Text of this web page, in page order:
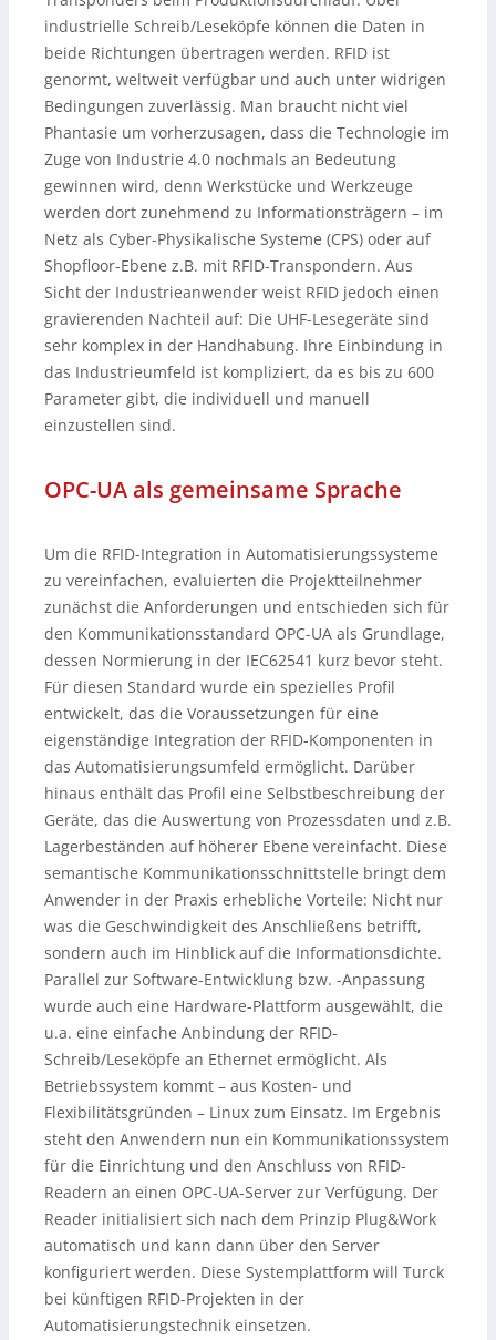
industrielle Schreib/Leseköpfe können die Daten in
beide Richtungen übertragen werden. RFID ist
genormt, weltweit verfügbar und auch unter widrigen
Bedingungen zuverlässig. Man braucht nicht viel
Phantasie um vorherzusagen, dass die Technologie im
Zuge von Industrie 4.0 nochmals an Bedeutung
gewinnen wird, denn Werkstücke und Werkzeuge
werden dort zunehmend zu Informationsträgern – im
Netz als Cyber-Physikalische Systeme (CPS) oder auf
Shopfloor-Ebene z.B. mit RFID-Transpondern. Aus
Sicht der Industrieanwender weist RFID jedoch einen
gravierenden Nachteil auf: Die UHF-Lesegeräte sind
sehr komplex in der Handhabung. Ihre Einbindung in
das Industrieumfeld ist kompliziert, da es bis zu 600
Parameter gibt, die individuell und manuell
einzustellen sind.
OPC-UA als gemeinsame Sprache
Um die RFID-Integration in Automatisierungssysteme
zu vereinfachen, evaluierten die Projektteilnehmer
zunächst die Anforderungen und entschieden sich für
den Kommunikationsstandard OPC-UA als Grundlage,
dessen Normierung in der IEC62541 kurz bevor steht.
Für diesen Standard wurde ein spezielles Profil
entwickelt, das die Voraussetzungen für eine
eigenständige Integration der RFID-Komponenten in
das Automatisierungsumfeld ermöglicht. Darüber
hinaus enthält das Profil eine Selbstbeschreibung der
Geräte, das die Auswertung von Prozessdaten und z.B.
Lagerbeständen auf höherer Ebene vereinfacht. Diese
semantische Kommunikationsschnittstelle bringt dem
Anwender in der Praxis erhebliche Vorteile: Nicht nur
was die Geschwindigkeit des Anschließens betrifft,
sondern auch im Hinblick auf die Informationsdichte.
Parallel zur Software-Entwicklung bzw. -Anpassung
wurde auch eine Hardware-Plattform ausgewählt, die
u.a. eine einfache Anbindung der RFID-
Schreib/Leseköpfe an Ethernet ermöglicht. Als
Betriebssystem kommt – aus Kosten- und
Flexibilitätsgründen – Linux zum Einsatz. Im Ergebnis
steht den Anwendern nun ein Kommunikationssystem
für die Einrichtung und den Anschluss von RFID-
Readern an einen OPC-UA-Server zur Verfügung. Der
Reader initialisiert sich nach dem Prinzip Plug&Work
automatisch und kann dann über den Server
konfiguriert werden. Diese Systemplattform will Turck
bei künftigen RFID-Projekten in der
Automatisierungstechnik einsetzen.